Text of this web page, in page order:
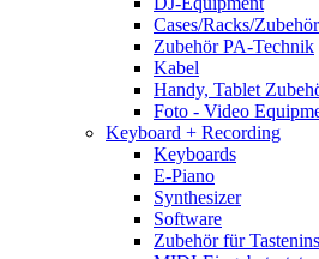
Cases/Racks/Zubehör
Zubehör PA-Technik
Kabel
Handy, Tablet
Foto - Video
Keyboard + Recording
Keyboards
E-Piano
Synthesizer
Software
Zubehör für